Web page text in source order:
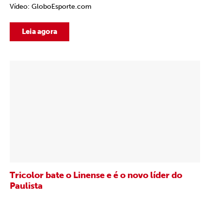
Vídeo: GloboEsporte.com
Leia agora
Tricolor bate o Linense e é o novo líder do
Paulista